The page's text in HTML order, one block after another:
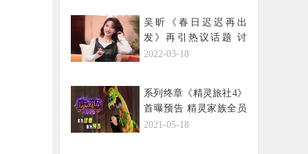
吴昕《春日迟迟再出
发》再引热议话题 讨
论“自卑”观点获认可
2022-03-18
系列终章《精灵旅社4》
首曝预告 精灵家族全员
变身欢笑集结
2021-05-18